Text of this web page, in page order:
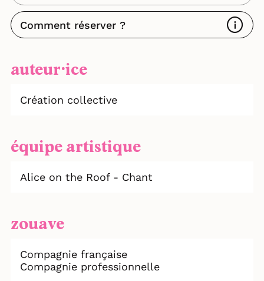
Comment réserver ?
auteur⸱ice
Création collective
équipe artistique
Alice on the Roof - Chant
zouave
Compagnie française
Compagnie professionnelle